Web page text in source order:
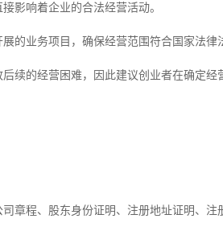
影响着企业的合法经营活动。
的业务项目，确保经营范围符合国家法律
续的经营困难，因此建议创业者在确定
章程、股东身份证明、注册地址证明、注